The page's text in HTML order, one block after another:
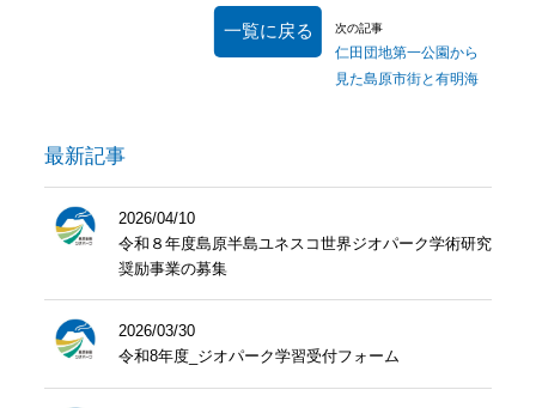
次の記事
仁田団地第一公園から
見た島原市街と有明海
一覧に戻る
最新記事
2026/04/10
令和８年度島原半島ユネスコ世界ジオパーク学術研究
奨励事業の募集
2026/03/30
令和8年度_ジオパーク学習受付フォーム